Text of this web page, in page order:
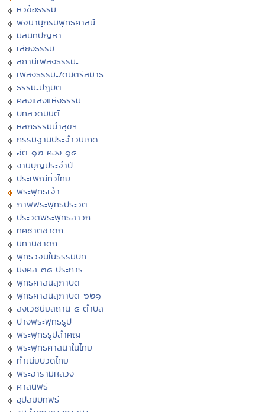
หัวข้อธรรม
พจนานุกรมพุทธศาสน์
มิลินทปัญหา
เสียงธรรม
สถานีเพลงธรรมะ
เพลงธรรมะ/ดนตรีสมาธิ
ธรรมะปฏิบัติ
คลังแสงแห่งธรรม
บทสวดมนต์
หลักธรรมนำสุขฯ
กรรมฐานประจำวันเกิด
ฮีต ๑๒ คอง ๑๔
งานบุญประจำปี
ประเพณีทั่วไทย
พระพุทธเจ้า
ภาพพระพุทธประวัติ
ประวัติพระพุทธสาวก
ทศชาติชาดก
นิทานชาดก
พุทธวจนในธรรมบท
มงคล ๓๘ ประการ
พุทธศาสนสุภาษิต
พุทธศาสนสุภาษิต ๖๒๑
สังเวชนียสถาน ๔ ตำบล
ปางพระพุทธรูป
พระพุทธรูปสำคัญ
พระพุทธศาสนาในไทย
ทำเนียบวัดไทย
พระอารามหลวง
ศาสนพิธี
อุปสมบทพิธี